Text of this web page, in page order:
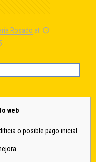
Rosado at
web
o posible pago inicial